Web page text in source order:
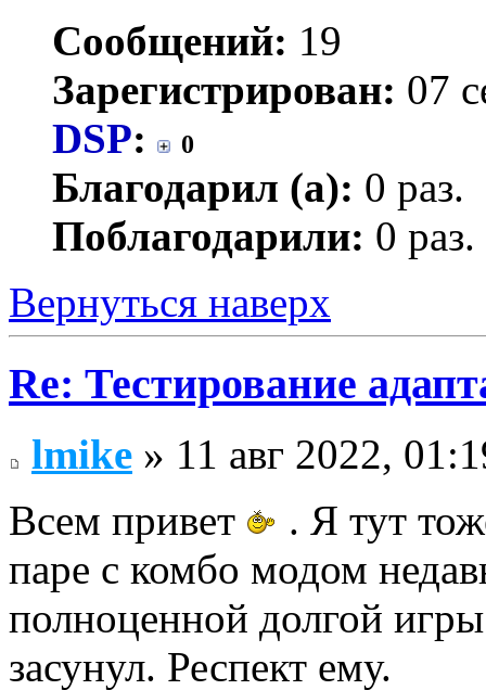
Сообщений: 19
Зарегистрирован: 07
DSP: 0
Благодарил (а): 0 раз.
Поблагодарили: 0 раз.
Вернуться наверх
Re: Тестирование
lmike » 11 авг 2022,
Всем привет
. Я тут
паре с комбо модом
полноценной долгой
засунул. Респект ему.